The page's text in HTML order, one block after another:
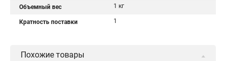
Объемный вес 1 кг
Кратность поставки 1
Похожие товары